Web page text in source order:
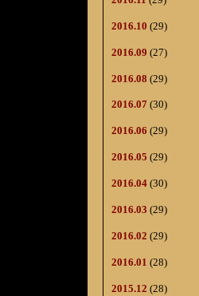
2016.10 (29)
2016.09 (27)
2016.08 (29)
2016.07 (30)
2016.06 (29)
2016.05 (29)
2016.04 (30)
2016.03 (29)
2016.02 (29)
2016.01 (28)
2015.12 (28)